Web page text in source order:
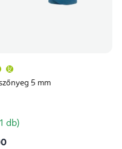
5 mm
átlagos
értékelése
csillag.
db)